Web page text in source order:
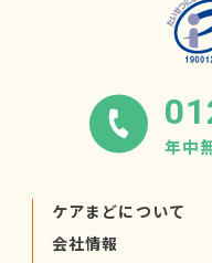
年中
ケアまどについて
会社情報